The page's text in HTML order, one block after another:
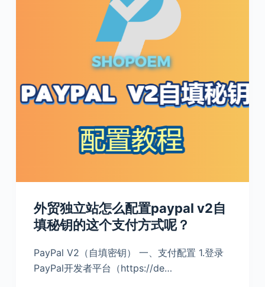
外贸独立站怎么配置paypal v2自
填秘钥的这个支付方式呢？
PayPal V2（自填密钥） 一、支付配置 1.登录
PayPal开发者平台（https://de…